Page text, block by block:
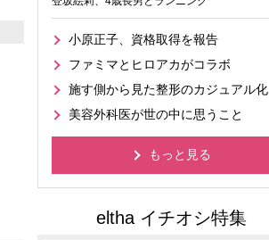
小原正子、資格取得を報告
ファミマとヒロアカがコラボ
施す側から見た整形のカジュアル化
美容外科医が世の中に思うこと
もっと見る